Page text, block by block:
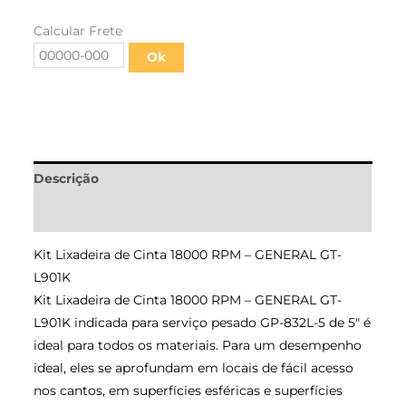
Calcular Frete
Ok
Descrição
Kit Lixadeira de Cinta 18000 RPM – GENERAL GT-
L901K
Kit Lixadeira de Cinta 18000 RPM – GENERAL GT-
L901K indicada para serviço pesado GP-832L-5 de 5″ é
ideal para todos os materiais. Para um desempenho
ideal, eles se aprofundam em locais de fácil acesso
nos cantos, em superfícies esféricas e superfícies